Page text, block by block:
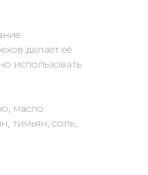
делает её
использовать
масло
тимьян, соль,